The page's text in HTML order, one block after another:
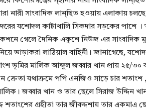
নারী সাংবাদিক লান্ছিত হওয়ায় এলাকায়
যশোদল কাটাখালি সিকদার সড়কের পাশে ।
গেলে দৈনিক একুশে নিউজ এর সাংবাদিক
নিয়ে ভাড়াকরা লাঠিয়াল বাহিনী। জানাগেছে,
ভূমির মালিক আব্দুল জব্বার খান প্রায় ২৫/
ক্রেতা যথাক্রমে পপি এনজিও সাড়ে চার
জব্বার খান ও তার ছেলে সিরাজ উদ্দিন
গ্রহীতা তার জীবদ্দশায় তার একমাএ